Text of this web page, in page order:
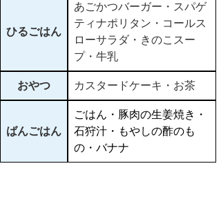
ひるごはん
あごかつバーガー・スパゲ
ティナポリタン・コールス
ローサラダ・きのこスー
プ・牛乳
おやつ カスタードケーキ・お茶
ばんごはん
ごはん・豚肉の生姜焼き・
石狩汁・もやしの酢のも
の・バナナ